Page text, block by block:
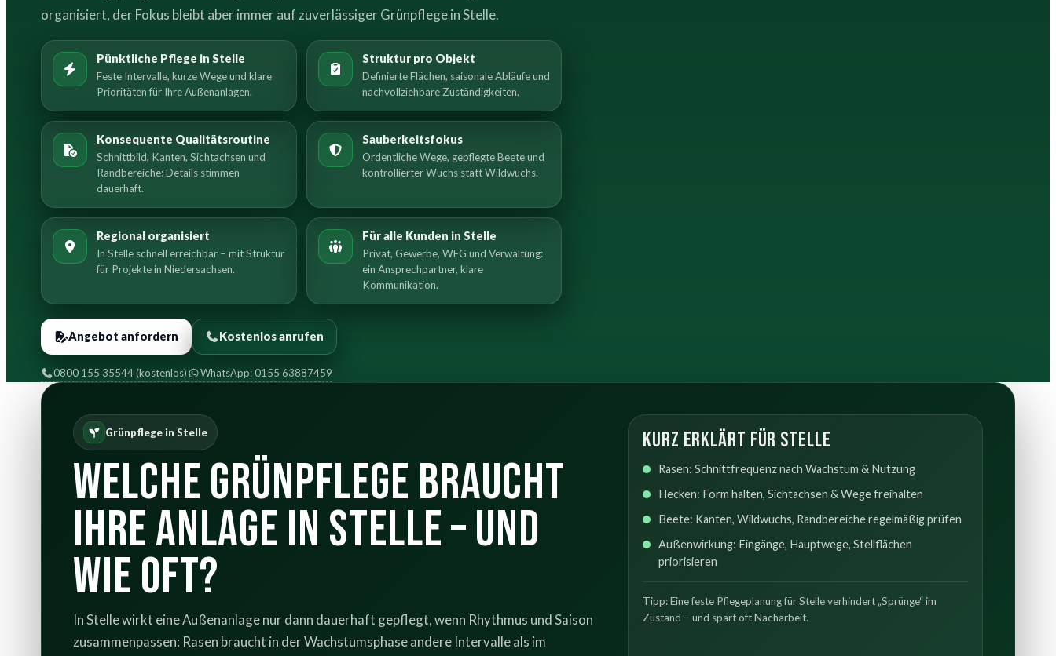
organisiert, der Fokus bleibt aber immer auf zuverlässiger Grünpflege in Stelle.
Pünktliche Pflege in Stelle
Feste Intervalle, kurze Wege und klare
Prioritäten für Ihre Außenanlagen.
Struktur pro Objekt
Definierte Flächen, saisonale Abläufe und
nachvollziehbare Zuständigkeiten.
Konsequente Qualitätsroutine
Schnittbild, Kanten, Sichtachsen und
Randbereiche: Details stimmen
dauerhaft.
Sauberkeitsfokus
Ordentliche Wege, gepflegte Beete und
kontrollierter Wuchs statt Wildwuchs.
Regional organisiert
In Stelle schnell erreichbar – mit Struktur
für Projekte in Niedersachsen.
Für alle Kunden in Stelle
Privat, Gewerbe, WEG und Verwaltung:
ein Ansprechpartner, klare
Kommunikation.
Angebot anfordern Kostenlos anrufen
0800 155 35544 (kostenlos) WhatsApp: 0155 63887459
Grünpflege in Stelle
Welche Grünpflege braucht
Ihre Anlage in Stelle – und
wie oft?
In Stelle wirkt eine Außenanlage nur dann dauerhaft gepflegt, wenn Rhythmus und Saison
zusammenpassen: Rasen braucht in der Wachstumsphase andere Intervalle als im
Kurz erklärt für Stelle
Rasen: Schnittfrequenz nach Wachstum & Nutzung
Hecken: Form halten, Sichtachsen & Wege freihalten
Beete: Kanten, Wildwuchs, Randbereiche regelmäßig prüfen
Außenwirkung: Eingänge, Hauptwege, Stellflächen
priorisieren
Tipp: Eine feste Pflegeplanung für Stelle verhindert „Sprünge“ im
Zustand – und spart oft Nacharbeit.